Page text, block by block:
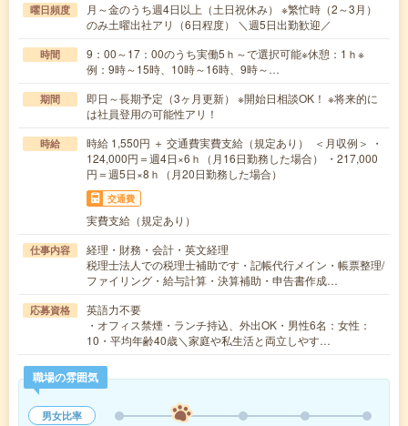
曜日頻度
月～金のうち週4日以上（土日祝休み） ※繁忙時（2～3月）
のみ土曜出社アリ（6日程度） ＼週5日出勤歓迎／
時間
9：00～17：00のうち実働5ｈ～で選択可能※休憩：1ｈ※
例：9時～15時、10時～16時、9時～…
期間
即日～長期予定（3ヶ月更新） ※開始日相談OK！ ※将来的に
は社員登用の可能性アリ！
時給
時給 1,550円 ＋ 交通費実費支給（規定あり） ＜月収例＞ ・
124,000円＝週4日×6ｈ（月16日勤務した場合） ・217,000
円＝週5日×8ｈ（月20日勤務した場合）
交通費
実費支給（規定あり）
仕事内容
経理・財務・会計・英文経理
税理士法人での税理士補助です・記帳代行メイン・帳票整理/
ファイリング・給与計算・決算補助・申告書作成…
応募資格
英語力不要
・オフィス禁煙・ランチ持込、外出OK・男性6名：女性：
10・平均年齢40歳＼家庭や私生活と両立しやす…
職場の雰囲気
男女比率